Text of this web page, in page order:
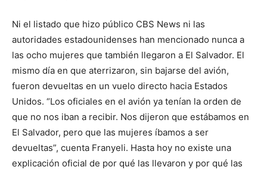
Ni el listado que hizo público CBS News ni las
autoridades estadounidenses han mencionado nunca a
las ocho mujeres que también llegaron a El Salvador. El
mismo día en que aterrizaron, sin bajarse del avión,
fueron devueltas en un vuelo directo hacia Estados
Unidos. “Los oficiales en el avión ya tenían la orden de
que no nos iban a recibir. Nos dijeron que estábamos en
El Salvador, pero que las mujeres íbamos a ser
devueltas”, cuenta Franyeli. Hasta hoy no existe una
explicación oficial de por qué las llevaron y por qué las